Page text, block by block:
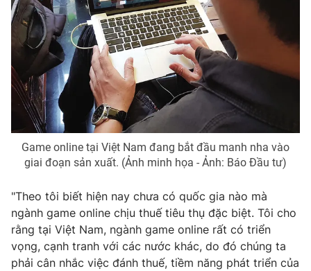
Emagazine Podcast
Photo Infographic
Video Shorts video
VTV Money VTV Thể thao
VTV Sức khoẻ Bất động sản
Thị trường 24h Tấm lòng Việt
VTV4 Vươn mình bằng AI
Game online tại Việt Nam đang bắt đầu manh nha vào
giai đoạn sản xuất. (Ảnh minh họa - Ảnh: Báo Đầu tư)
"Theo tôi biết hiện nay chưa có quốc gia nào mà
ngành game online chịu thuế tiêu thụ đặc biệt. Tôi cho
rằng tại Việt Nam, ngành game online rất có triển
vọng, cạnh tranh với các nước khác, do đó chúng ta
phải cân nhắc việc đánh thuế, tiềm năng phát triển của